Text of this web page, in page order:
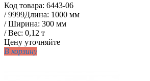
Код товара: 6443-06
/9999Длина: 1000 мм
/ Ширина: 300 мм
/ Вес: 0,12 т
Цену уточняйте
В корзину